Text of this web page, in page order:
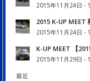
2015年11月24日 -
2015 K-UP MEET
2015年11月24日 -
K-UP MEET 【
2015年11月29日 -
最近